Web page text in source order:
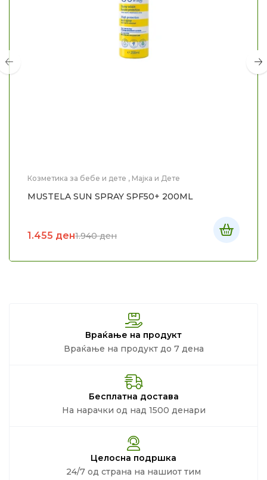
Козметика за бебе и дете , Мајка и Дете
MUSTELA SUN SPRAY SPF50+ 200ML
1.940ден
1.455 ден
Враќање на продукт
Враќање на продукт до 7 дена
Бесплатна достава
На нарачки од над 1500 денари
Целосна подршка
24/7 од страна на нашиот тим